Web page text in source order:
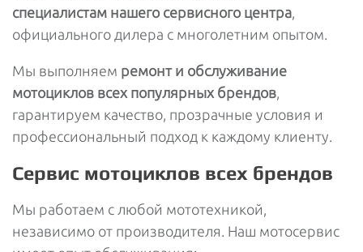
специалистам нашего сервисного центра,
официального дилера с многолетним опытом.
Мы выполняем ремонт и обслуживание
мотоциклов всех популярных брендов,
гарантируем качество, прозрачные условия и
профессиональный подход к каждому клиенту.
Сервис мотоциклов всех брендов
Мы работаем с любой мототехникой,
независимо от производителя. Наш мотосервис